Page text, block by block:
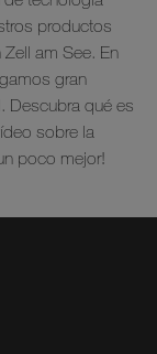
productos
am See. En
gran
Descubra qué es
sobre la
poco mejor!